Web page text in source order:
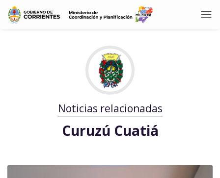
Noticias relacionadas
Curuzú Cuatiá